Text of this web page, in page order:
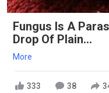
Fungus Is A
Drop Of Plain...
More
333 38